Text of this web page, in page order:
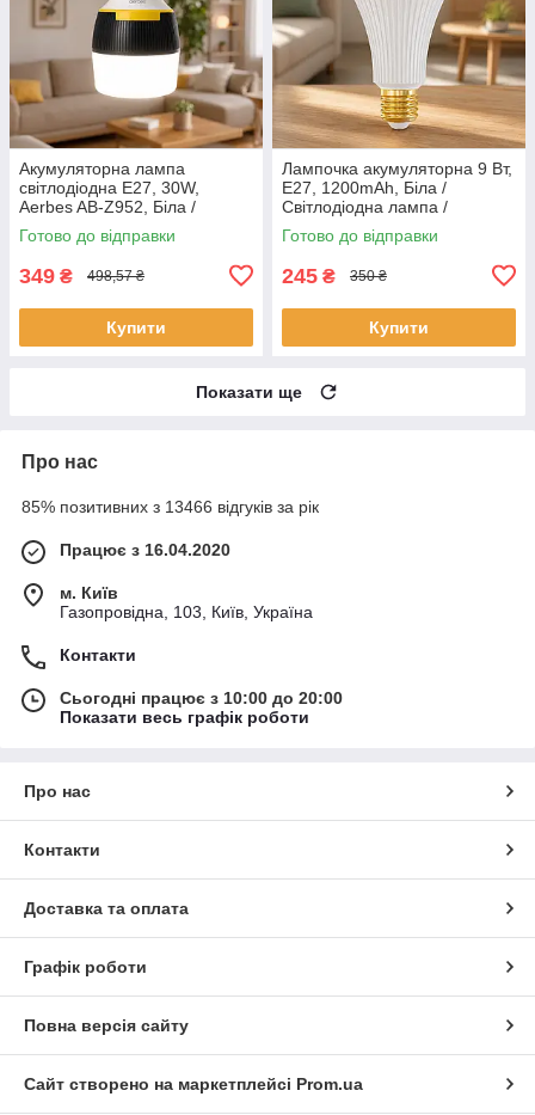
Акумуляторна лампа
світлодіодна E27, 30W,
Aerbes AB-Z952, Біла /
Аварійна лампочка / Розумна
LED лампа / Лампа при
Готово до відправки
349 ₴ 498,57 ₴
Купити
Лампочка акумуляторна 9 Вт,
E27, 1200mAh, Біла /
Світлодіодна лампа /
Енергозберігаюча лампа /
LED лампа / Аварійна
Готово до відправки
245 ₴ 350 ₴
Купити
Показати ще
Про нас
85% позитивних з 13466 відгуків за рік
Працює з 16.04.2020
м. Київ
Газопровідна, 103, Київ, Україна
Контакти
Сьогодні працює з 10:00 до 20:00
Показати весь графік роботи
Про нас
Контакти
Доставка та оплата
Графік роботи
Повна версія сайту
Сайт створено на маркетплейсі Prom.ua